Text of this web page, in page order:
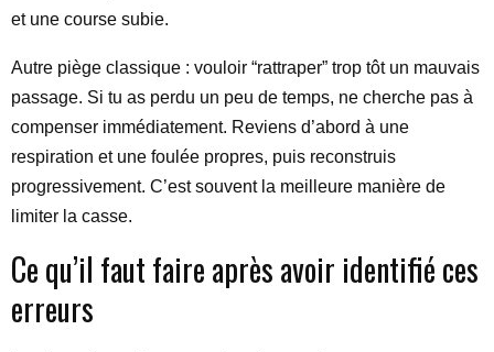
et une course subie.
Autre piège classique : vouloir “rattraper” trop tôt un mauvais
passage. Si tu as perdu un peu de temps, ne cherche pas à
compenser immédiatement. Reviens d’abord à une
respiration et une foulée propres, puis reconstruis
progressivement. C’est souvent la meilleure manière de
limiter la casse.
Ce qu’il faut faire après avoir identifié ces
erreurs